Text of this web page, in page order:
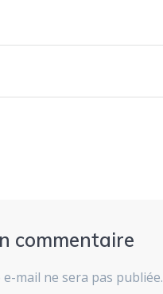
commentaire
mail ne sera pas publiée.